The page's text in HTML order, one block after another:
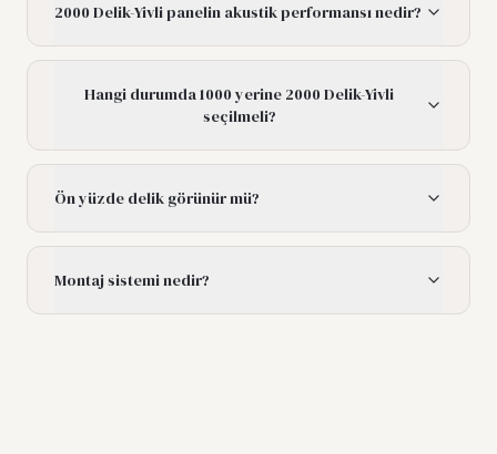
2000 Delik-Yivli panelin akustik performansı nedir?
Hangi durumda 1000 yerine 2000 Delik-Yivli
seçilmeli?
Ön yüzde delik görünür mü?
Montaj sistemi nedir?